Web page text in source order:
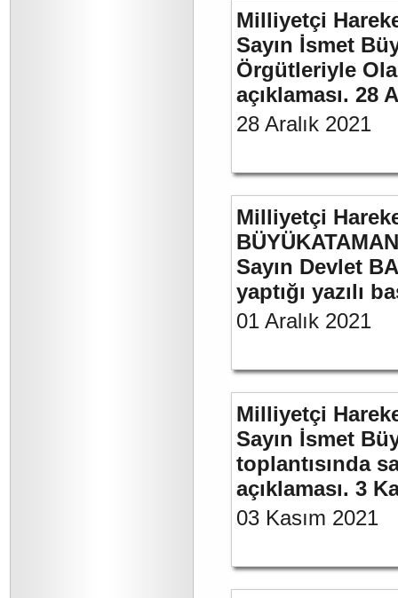
Milliyetçi
Sayın İsmet
Örgütleriyle
açıklaması. 28
28 Aralık 2021
Milliyetçi
Sayın Devlet
yaptığı yazılı
01 Aralık 2021
Milliyetçi
Sayın İsmet
toplantısında
açıklaması. 3
03 Kasım 2021